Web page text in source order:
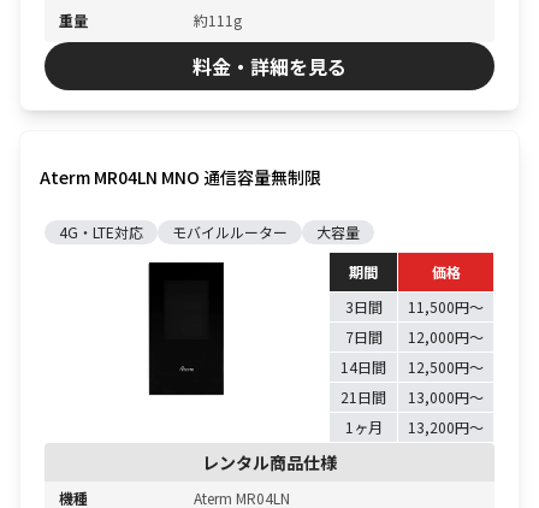
重量 約111g
料金・詳細を見る
Aterm MR04LN MNO 通信容量無制限
4G・LTE対応 モバイルルーター
大容量
期間
価格
3日間
11,500円〜
7日間
12,000円〜
14日間
12,500円〜
21日間
13,000円〜
1ヶ月
13,200円〜
レンタル商品仕様
機種
Aterm MR04LN